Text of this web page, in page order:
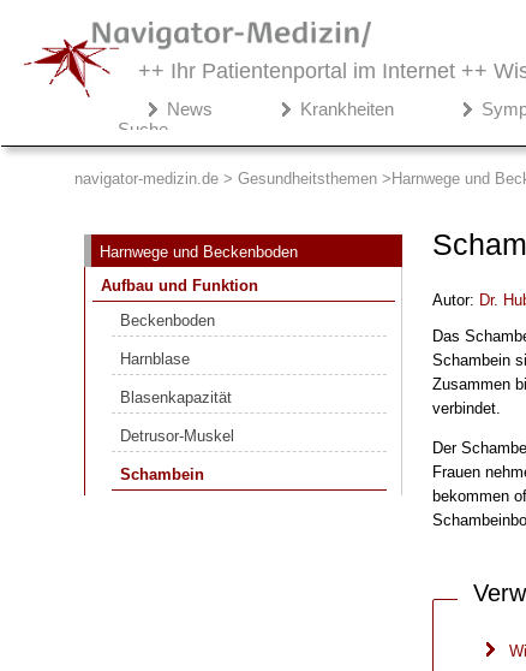
++ Ihr Patientenportal im Internet ++
News Krankheiten
Suche
navigator-medizin.de > Gesundheitsthemen Harnwege und
Harnwege und Beckenboden
Aufbau und Funktion
Beckenboden
Harnblase
Blasenkapazität
Detrusor-Muskel
Schambein
Autor: Dr.
Das
Schambein
Zusammen
verbindet.
Der
Frauen
bekommen
Navigator-
▾
Gesundheitsthemen
Harnwege und Beckenboden
Aufbau und Funktion
Beckenboden
Harnblase
Blasenkapazität
Detrusor-Muskel
Schambein